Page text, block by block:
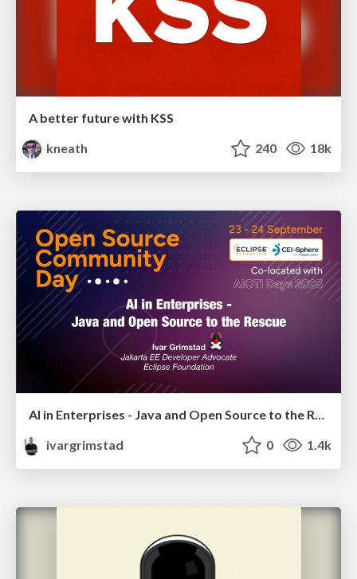
A better future with KSS
kneath
240 18k
AI in Enterprises - Java and Open Source to the Rescue
ivargrimstad
0 1.4k